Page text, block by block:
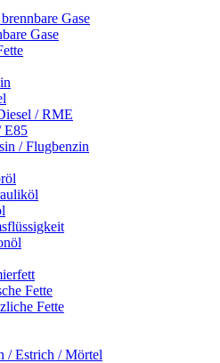
Gase
Gase
/ RME
E85
/ Flugbenzin
Fette
Fette
/ Estrich / Mörtel